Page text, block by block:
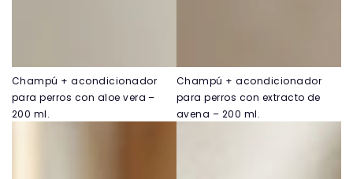
Champú + acondicionador
para perros con aloe vera –
200 ml.
Champú + acondicionador
para perros con extracto de
avena – 200 ml.